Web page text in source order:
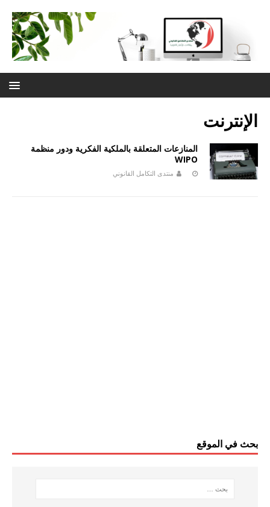
الإنترنت
المنازعات المتعلقة بالملكية الفكرية ودور منظمة
WIPO
منتدى التكامل القانوني
بحث في الموقع